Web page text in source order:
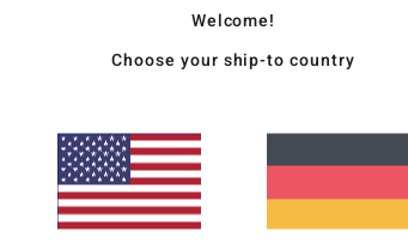
Wieviel Bedeckung brauchst
Welcome!
Choose your ship-to country